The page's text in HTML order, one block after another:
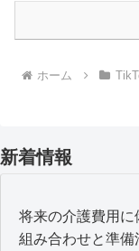
ホーム
新着情報
将来の介護費用
組み合わせと準備